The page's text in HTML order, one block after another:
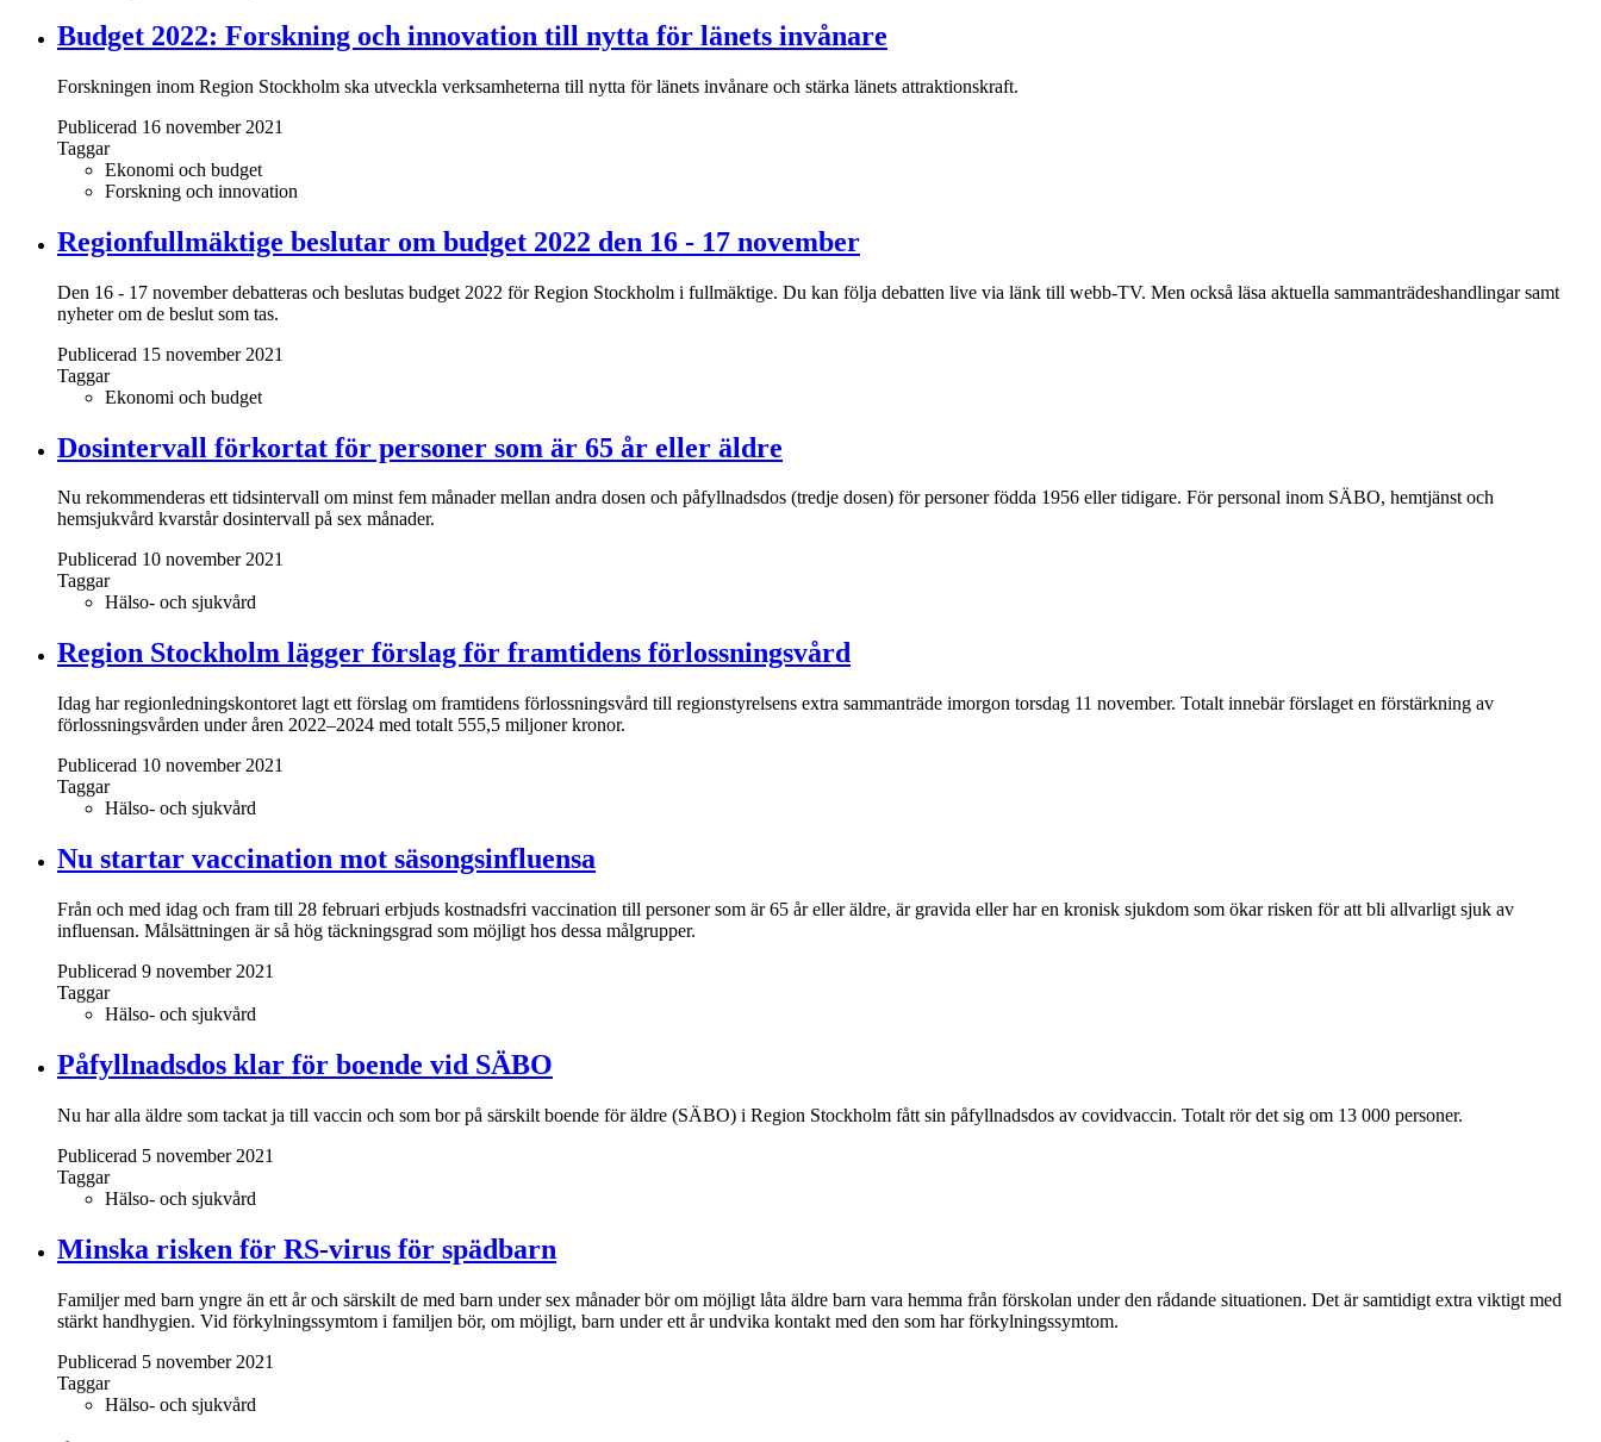
Budget 2022: Forskning och innovation till nytta för länets invånare
Forskningen inom Region Stockholm ska utveckla verksamheterna till nytta för länets invånare och stärka länets attraktionskraft.
Publicerad 16 november 2021
Taggar
Ekonomi och budget
Forskning och innovation
Regionfullmäktige beslutar om budget 2022 den 16 - 17 november
Den 16 - 17 november debatteras och beslutas budget 2022 för Region Stockholm i fullmäktige. Du kan följa debatten live via länk till webb-TV. Men också läsa aktuella sammanträdeshandlingar samt
nyheter om de beslut som tas.
Publicerad 15 november 2021
Taggar
Ekonomi och budget
Dosintervall förkortat för personer som är 65 år eller äldre
Nu rekommenderas ett tidsintervall om minst fem månader mellan andra dosen och påfyllnadsdos (tredje dosen) för personer födda 1956 eller tidigare. För personal inom SÄBO, hemtjänst och
hemsjukvård kvarstår dosintervall på sex månader.
Publicerad 10 november 2021
Taggar
Hälso- och sjukvård
Region Stockholm lägger förslag för framtidens förlossningsvård
Idag har regionledningskontoret lagt ett förslag om framtidens förlossningsvård till regionstyrelsens extra sammanträde imorgon torsdag 11 november. Totalt innebär förslaget en förstärkning av
förlossningsvården under åren 2022–2024 med totalt 555,5 miljoner kronor.
Publicerad 10 november 2021
Taggar
Hälso- och sjukvård
Nu startar vaccination mot säsongsinfluensa
Från och med idag och fram till 28 februari erbjuds kostnadsfri vaccination till personer som är 65 år eller äldre, är gravida eller har en kronisk sjukdom som ökar risken för att bli allvarligt sjuk av
influensan. Målsättningen är så hög täckningsgrad som möjligt hos dessa målgrupper.
Publicerad 9 november 2021
Taggar
Hälso- och sjukvård
Påfyllnadsdos klar för boende vid SÄBO
Nu har alla äldre som tackat ja till vaccin och som bor på särskilt boende för äldre (SÄBO) i Region Stockholm fått sin påfyllnadsdos av covidvaccin. Totalt rör det sig om 13 000 personer.
Publicerad 5 november 2021
Taggar
Hälso- och sjukvård
Minska risken för RS-virus för spädbarn
Familjer med barn yngre än ett år och särskilt de med barn under sex månader bör om möjligt låta äldre barn vara hemma från förskolan under den rådande situationen. Det är samtidigt extra viktigt med
stärkt handhygien. Vid förkylningssymtom i familjen bör, om möjligt, barn under ett år undvika kontakt med den som har förkylningssymtom.
Publicerad 5 november 2021
Taggar
Hälso- och sjukvård